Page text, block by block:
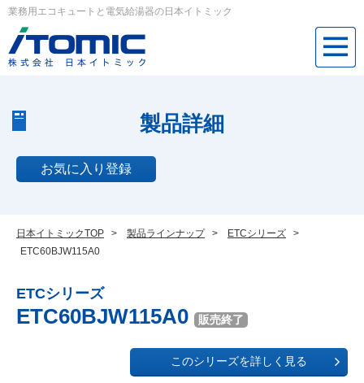
業務用エコキュートと電気給湯器の日本イトミック
製品詳細
お気に入り登録
日本イトミックTOP > 製品ラインナップ > ETCシリーズ
>
ETC60BJW115A0
ETCシリーズ
ETC60BJW115A0 販売終了
このシリーズを詳しく見る